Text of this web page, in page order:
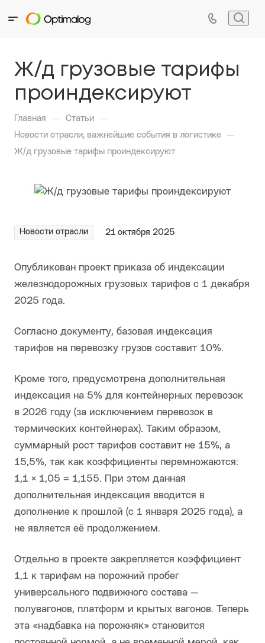
Ж/д грузовые тарифы
проиндексируют
Главная — Статьи —
Новости отрасли, важнейшие события в логистике —
Ж/д грузовые тарифы проиндексируют
Новости отрасли 21 октября 2025
Опубликован проект приказа об индексации
железнодорожных грузовых тарифов с 1 декабря
2025 года.
Согласно документу, базовая индексация
тарифов на перевозку грузов составит 10%.
Кроме того, предусмотрена дополнительная
индексация на 5% для контейнерных перевозок
в 2026 году (за исключением перевозок в
термических контейнерах). Таким образом,
суммарный рост тарифов составит не 15%, а
15,5%, так как коэффициенты перемножаются:
1,1 × 1,05 = 1,155. При этом данная
дополнительная индексация вводится в
дополнение к прошлой (с 1 января 2025 года), а
не является её продолжением.
Отдельно в проекте закрепляется коэффициент
1,1 к тарифам на порожний пробег
универсального подвижного состава —
полувагонов, платформ и крытых вагонов. Теперь
эта «надбавка на порожняк» становится